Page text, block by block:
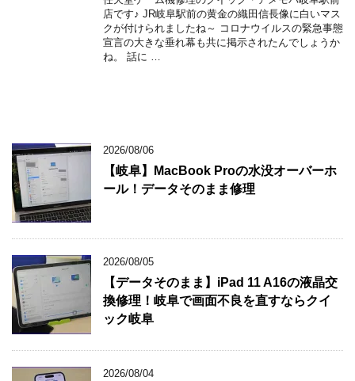
店です♪ JR岐阜駅前の黄金の織田信長像に白いマス
クが付けられましたね～ コロナウイルスの緊急事態
宣言の大きな垂れ幕も共に掲示されたんでしょうか
ね。 話に …
2026/08/06
【岐阜】MacBook Proの水没オーバーホ
ール！データそのまま修理
2026/08/05
【データそのまま】iPad 11 A16の液晶交
換修理！岐阜で画面不良を直すならクイ
ック岐阜
2026/08/04